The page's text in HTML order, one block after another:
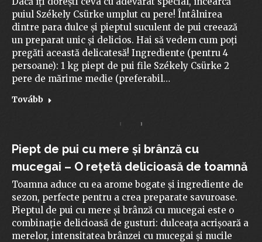
puiul Székely Csürke umplut cu pere! Întâlnirea
dintre para dulce și pieptul suculent de pui creează
un preparat unic și delicios. Hai să vedem cum poți
pregăti această delicatesă! Ingrediente (pentru 4
persoane): 1 kg piept de pui file Székely Csürke 2
pere de mărime medie (preferabil…
Tovább
Piept de pui cu mere și brânză cu
mucegai – O rețetă delicioasă de toamnă
Toamna aduce cu ea arome bogate și ingrediente de
sezon, perfecte pentru a crea preparate savuroase.
Pieptul de pui cu mere și brânză cu mucegai este o
combinație delicioasă de gusturi: dulceața acrișoară a
merelor, intensitatea brânzei cu mucegai și nucile